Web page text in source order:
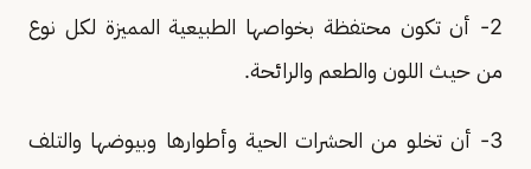
2- أن تكون محتفظة بخواصها الطبيعية المميزة لكل نوع
من حيث اللون والطعم والرائحة.
3- أن تخلو من الحشرات الحية وأطوارها وبيوضها والتلف